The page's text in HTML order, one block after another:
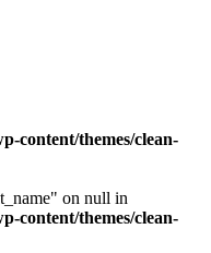
content/themes/clean-
on null in
content/themes/clean-